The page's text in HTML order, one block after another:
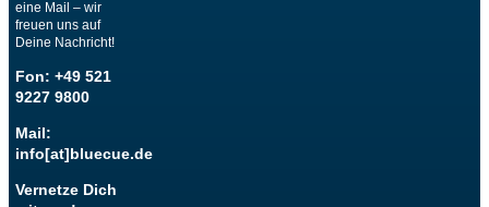
eine Mail – wir
freuen uns auf
Deine Nachricht!
Fon: +49 521
9227 9800
Mail:
info[at]bluecue.de
Vernetze Dich